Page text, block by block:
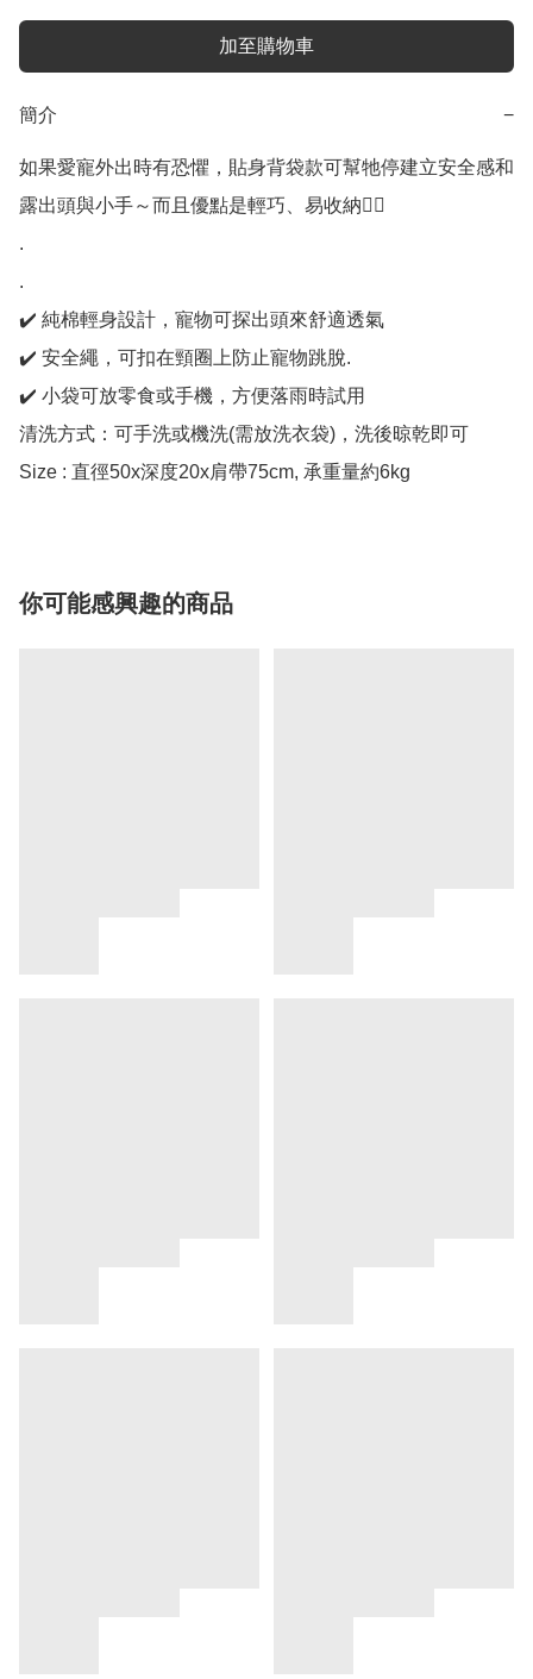
加至購物車
簡介 −
如果愛寵外出時有恐懼，貼身背袋款可幫牠停建立安全感和
露出頭與小手～而且優點是輕巧、易收納👍🏻
.
.
✔️ 純棉輕身設計，寵物可探出頭來舒適透氣
✔️ 安全繩，可扣在頸圈上防止寵物跳脫.
✔️ 小袋可放零食或手機，方便落雨時試用
清洗方式：可手洗或機洗(需放洗衣袋)，洗後晾乾即可
Size : 直徑50x深度20x肩帶75cm, 承重量約6kg
你可能感興趣的商品